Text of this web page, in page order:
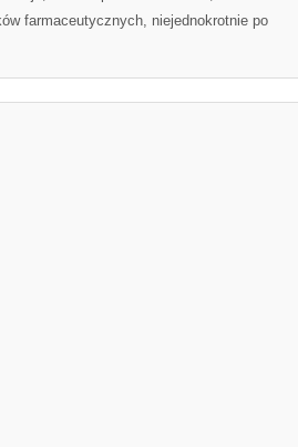
farmaceutycznych, niejednokrotnie po